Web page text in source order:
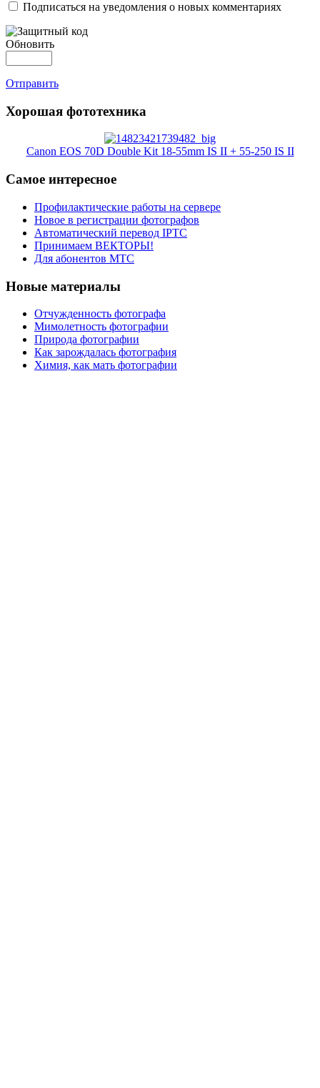
Подписаться на уведомления о новых комментариях
Обновить
Отправить
Хорошая фототехника
Canon EOS 70D Double Kit 18-55mm IS II + 55-250 IS II
Самое интересное
Профилактические работы на сервере
Новое в регистрации фотографов
Автоматический перевод IPTC
Принимаем ВЕКТОРЫ!
Для абонентов МТС
Новые материалы
Отчужденность фотографа
Мимолетность фотографии
Природа фотографии
Как зарождалась фотография
Химия, как мать фотографии